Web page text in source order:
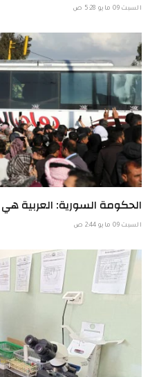
السبت 09 مايو 5:28 ص
الحكومة السورية: العربية
السبت 09 مايو 2:44 ص